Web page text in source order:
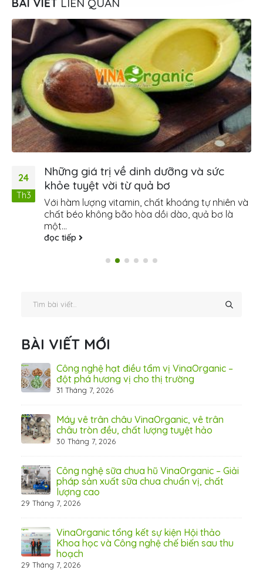
24
Th3
Những giá trị về dinh dưỡng và sức
khỏe tuyệt vời từ quả bơ
Với hàm lượng vitamin, chất khoáng tự nhiên và
chất béo không bão hòa dồi dào, quả bơ là
một...
đọc tiếp
BÀI VIẾT MỚI
Công nghệ hạt điều tẩm vị VinaOrganic –
đột phá hương vị cho thị trường
31 Tháng 7, 2026
Máy vê trân châu VinaOrganic, vê trân
châu tròn đều, chất lượng tuyệt hảo
30 Tháng 7, 2026
Công nghệ sữa chua hũ VinaOrganic – Giải
pháp sản xuất sữa chua chuẩn vị, chất
lượng cao
29 Tháng 7, 2026
VinaOrganic tổng kết sự kiện Hội thảo
Khoa học và Công nghệ chế biến sau thu
hoạch
29 Tháng 7, 2026